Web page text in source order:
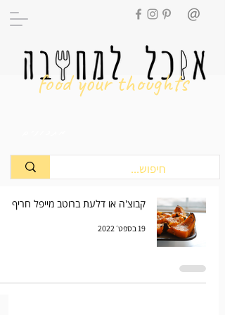
food your thoughts
קבוצ'ה או דלעת ברוטב מייפל חריף
19 בספט׳ 2022